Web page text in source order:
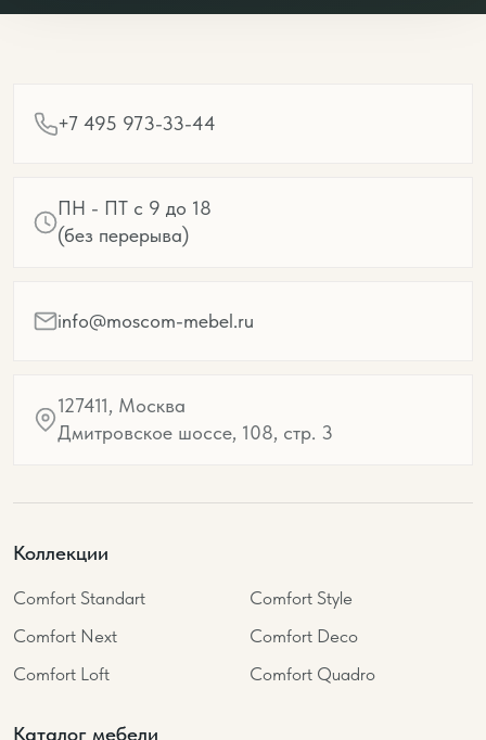
+7 495 973-33-44
ПН - ПТ с 9 до 18
(без перерыва)
info@moscom-mebel.ru
127411, Москва
Дмитровское шоссе, 108, стр. 3
Коллекции
Comfort Standart
Comfort Style
Comfort Next
Comfort Deco
Comfort Loft
Comfort Quadro
Каталог мебели